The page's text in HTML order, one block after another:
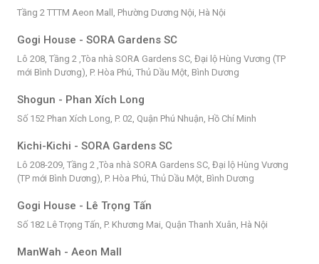
Tầng 2 TTTM Aeon Mall, Phường Dương Nội, Hà Nội
Gogi House - SORA Gardens SC
Lô 208, Tầng 2 ,Tòa nhà SORA Gardens SC, Đại lộ Hùng Vương (TP
mới Bình Dương), P. Hòa Phú, Thủ Dầu Một, Bình Dương
Shogun - Phan Xích Long
Số 152 Phan Xích Long, P. 02, Quận Phú Nhuận, Hồ Chí Minh
Kichi-Kichi - SORA Gardens SC
Lô 208-209, Tầng 2 ,Tòa nhà SORA Gardens SC, Đại lộ Hùng Vương
(TP mới Bình Dương), P. Hòa Phú, Thủ Dầu Một, Bình Dương
Gogi House - Lê Trọng Tấn
Số 182 Lê Trọng Tấn, P. Khương Mai, Quận Thanh Xuân, Hà Nội
ManWah - Aeon Mall